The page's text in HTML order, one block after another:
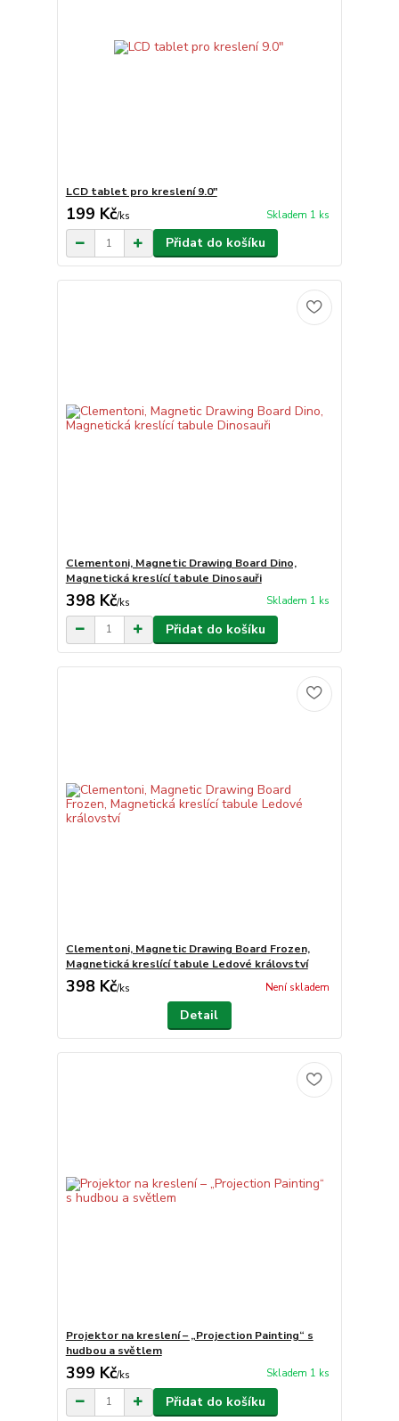
LCD tablet pro kreslení 9.0"
199 Kč/ks Skladem 1 ks
Přidat do košíku
Clementoni, Magnetic Drawing Board Dino,
Magnetická kreslící tabule Dinosauři
398 Kč/ks Skladem 1 ks
Přidat do košíku
Clementoni, Magnetic Drawing Board Frozen,
Magnetická kreslící tabule Ledové království
398 Kč/ks Není skladem
Detail
Projektor na kreslení – „Projection Painting“ s
hudbou a světlem
399 Kč/ks Skladem 1 ks
Přidat do košíku